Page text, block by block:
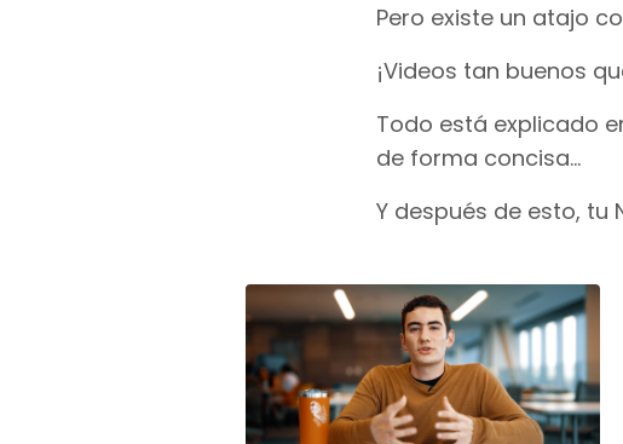
Pero existe un atajo
¡Videos tan buenos
Todo está explicado
de forma concisa...
Y después de esto, tu